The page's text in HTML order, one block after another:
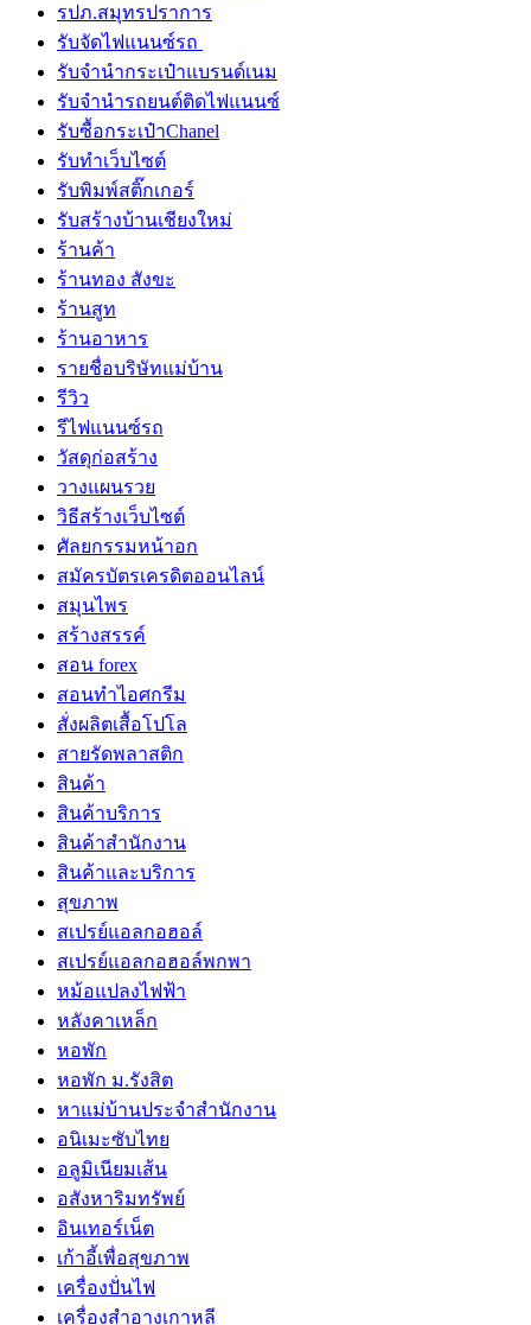
รปภ.สมุทรปราการ
รับจัดไฟแนนซ์รถ
รับจำนำกระเป๋าแบรนด์เนม
รับจํานํารถยนต์ติดไฟแนนซ์
รับซื้อกระเป๋าChanel
รับทําเว็บไซต์
รับพิมพ์สติ๊กเกอร์
รับสร้างบ้านเชียงใหม่
ร้านค้า
ร้านทอง สังขะ
ร้านสูท
ร้านอาหาร
รายชื่อบริษัทแม่บ้าน
รีวิว
รีไฟแนนซ์รถ
วัสดุก่อสร้าง
วางแผนรวย
วิธีสร้างเว็บไซต์
ศัลยกรรมหน้าอก
สมัครบัตรเครดิตออนไลน์
สมุนไพร
สร้างสรรค์
สอน forex
สอนทำไอศกรีม
สั่งผลิตเสื้อโปโล
สายรัดพลาสติก
สินค้า
สินค้าบริการ
สินค้าสํานักงาน
สินค้าและบริการ
สุขภาพ
สเปรย์แอลกอฮอล์
สเปรย์แอลกอฮอล์พกพา
หม้อแปลงไฟฟ้า
หลังคาเหล็ก
หอพัก
หอพัก ม.รังสิต
หาแม่บ้านประจำสำนักงาน
อนิเมะซับไทย
อลูมิเนียมเส้น
อสังหาริมทรัพย์
อินเทอร์เน็ต
เก้าอี้เพื่อสุขภาพ
เครื่องปั่นไฟ
เครื่องสำอางเกาหลี